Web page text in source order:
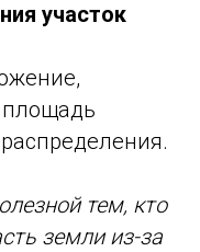
участок
тем, кто
земли из-за